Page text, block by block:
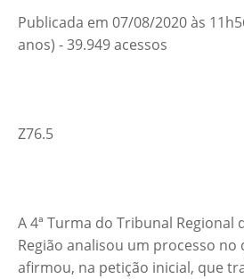
Publicada em 07/08/2020 às
anos) - 39.949 acessos
Z76.5
A 4ª Turma do Tribunal Regional
Região analisou um processo
afirmou, na petição inicial, que